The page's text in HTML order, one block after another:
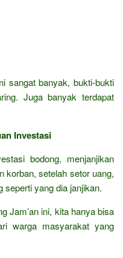
sangat banyak, bukti-bukti
Juga banyak terdapat
Investasi
bodong, menjanjikan
korban, setelah setor uang,
seperti yang dia janjikan.
Jam’an ini, kita hanya bisa
warga masyarakat yang